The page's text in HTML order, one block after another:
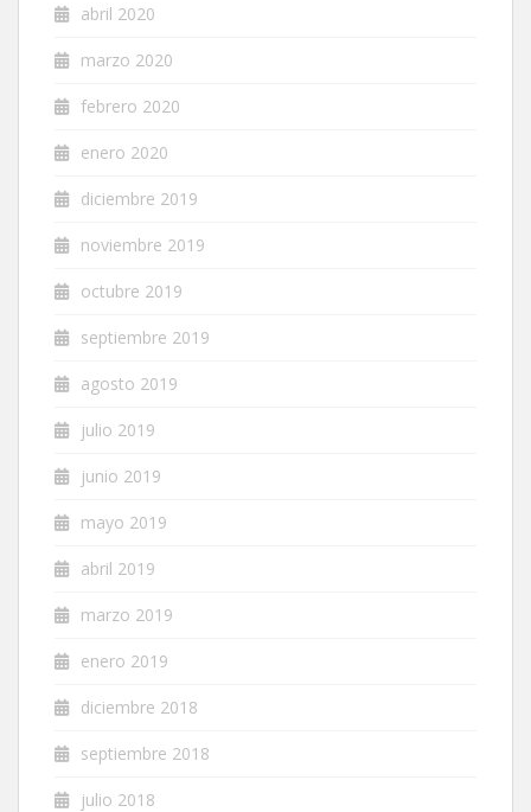
abril 2020
marzo 2020
febrero 2020
enero 2020
diciembre 2019
noviembre 2019
octubre 2019
septiembre 2019
agosto 2019
julio 2019
junio 2019
mayo 2019
abril 2019
marzo 2019
enero 2019
diciembre 2018
septiembre 2018
julio 2018